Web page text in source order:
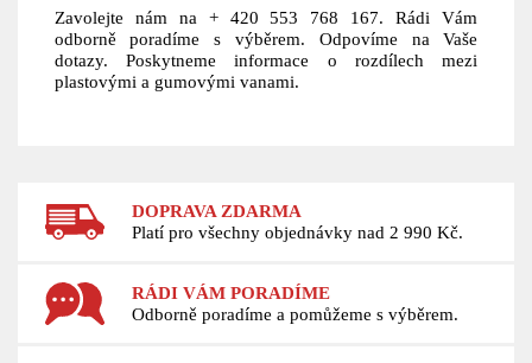
Zavolejte nám na + 420 553 768 167. Rádi Vám
odborně poradíme s výběrem. Odpovíme na Vaše
dotazy. Poskytneme informace o rozdílech mezi
plastovými a gumovými vanami.
DOPRAVA ZDARMA
Platí pro všechny objednávky nad 2 990 Kč.
RÁDI VÁM PORADÍME
Odborně poradíme a pomůžeme s výběrem.